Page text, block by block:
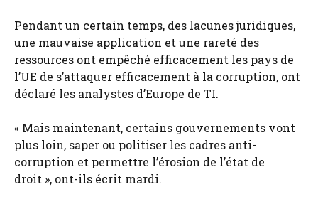
Pendant un certain temps, des lacunes juridiques,
une mauvaise application et une rareté des
ressources ont empêché efficacement les pays de
l’UE de s’attaquer efficacement à la corruption, ont
déclaré les analystes d’Europe de TI.
« Mais maintenant, certains gouvernements vont
plus loin, saper ou politiser les cadres anti-
corruption et permettre l’érosion de l’état de
droit », ont-ils écrit mardi.